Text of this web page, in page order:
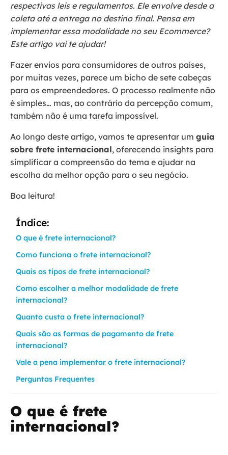
respectivas leis e regulamentos. Ele envolve desde a
coleta até a entrega no destino final. Pensa em
implementar essa modalidade no seu Ecommerce?
Este artigo vai te ajudar!
Fazer envios para consumidores de outros países,
por muitas vezes, parece um bicho de sete cabeças
para os empreendedores. O processo realmente não
é simples… mas, ao contrário da percepção comum,
também não é uma tarefa impossível.
Ao longo deste artigo, vamos te apresentar um guia
sobre frete internacional, oferecendo insights para
simplificar a compreensão do tema e ajudar na
escolha da melhor opção para o seu negócio.
Boa leitura!
Índice:
O que é frete internacional?
Como funciona o frete internacional?
Quais os tipos de frete internacional?
Como escolher a melhor modalidade de frete
internacional?
Quanto custa o frete internacional?
Quais são as formas de pagamento de frete
internacional?
Vale a pena implementar o frete internacional?
Perguntas Frequentes
O que é frete
internacional?